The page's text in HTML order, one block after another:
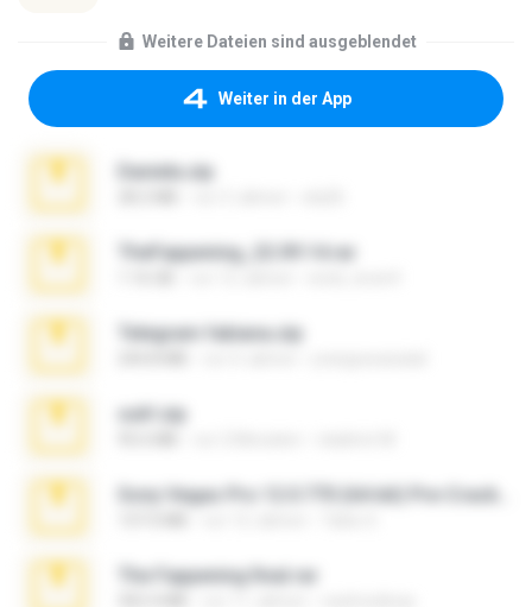
Weitere Dateien sind ausgeblendet
Weiter in der App
Daniela.zip
TheFappening_22.09.14.rar
Telegram fabiana.zip
ouh!.zip
The Fappening final.rar